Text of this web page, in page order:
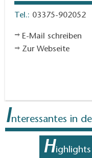
Tel.: 03375-902052
E-Mail schreiben
Zur Webseite
Interessantes in
Highlights